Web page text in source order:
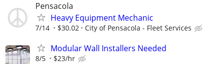
Pensacola
Heavy Equipment Mechanic
7/14 $30.02 City of Pensacola - Fleet Services
Modular Wall Installers Needed
8/5 $23/hr